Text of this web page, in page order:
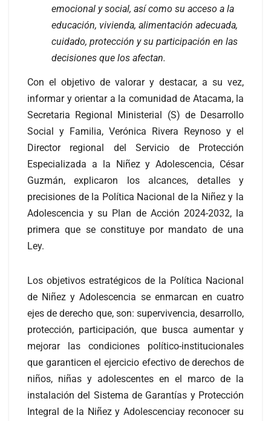
emocional y social, así como su acceso a la
educación, vivienda, alimentación adecuada,
cuidado, protección y su participación en las
decisiones que los afectan.
Con el objetivo de valorar y destacar, a su vez,
informar y orientar a la comunidad de Atacama, la
Secretaria Regional Ministerial (S) de Desarrollo
Social y Familia, Verónica Rivera Reynoso y el
Director regional del Servicio de Protección
Especializada a la Niñez y Adolescencia, César
Guzmán, explicaron los alcances, detalles y
precisiones de la Política Nacional de la Niñez y la
Adolescencia y su Plan de Acción 2024-2032, la
primera que se constituye por mandato de una
Ley.
Los objetivos estratégicos de la Política Nacional
de Niñez y Adolescencia se enmarcan en cuatro
ejes de derecho que, son: supervivencia, desarrollo,
protección, participación, que busca aumentar y
mejorar las condiciones político-institucionales
que garanticen el ejercicio efectivo de derechos de
niños, niñas y adolescentes en el marco de la
instalación del Sistema de Garantías y Protección
Integral de la Niñez y Adolescenciay reconocer su